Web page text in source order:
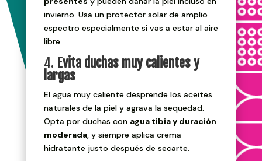
invierno. Usa un protector solar de amplio
espectro especialmente si vas a estar al aire
libre.
4. Evita duchas muy calientes y
largas
El agua muy caliente desprende los aceites
naturales de la piel y agrava la sequedad.
Opta por duchas con agua tibia y duración
moderada, y siempre aplica crema
hidratante justo después de secarte.